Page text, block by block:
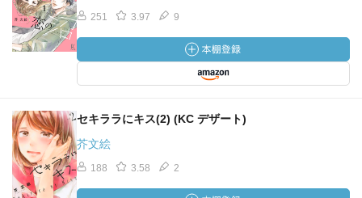
251 3.97 9
セキララにキス(2) (KC デザート)
芥文絵
188 3.58 2